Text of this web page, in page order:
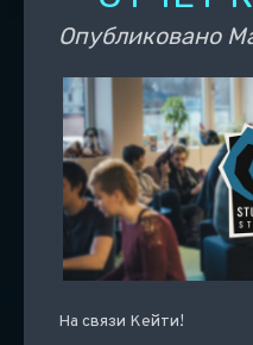
Опубликовано
На связи Кейти!